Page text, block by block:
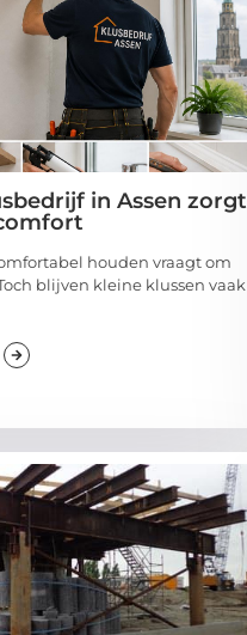
in Assen zorgt
houden vraagt om
blijven kleine klussen vaak